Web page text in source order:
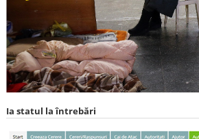
Ia statul la întrebări